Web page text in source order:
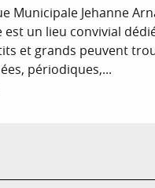
Municipale Jehanne
est un lieu convivial
et grands peuvent
périodiques,...